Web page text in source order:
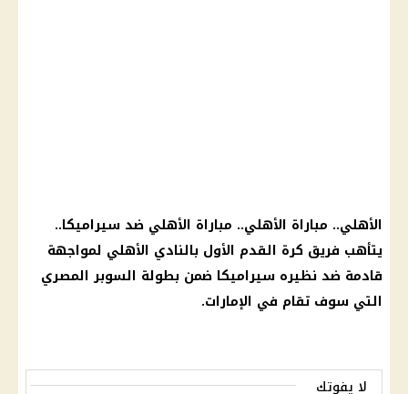
الأهلي.. مباراة الأهلي.. مباراة الأهلي ضد سيراميكا..
يتأهب فريق كرة القدم الأول بالنادي الأهلي لمواجهة
قادمة ضد نظيره سيراميكا ضمن بطولة السوبر المصري
التي سوف تقام في الإمارات.
لا يفوتك